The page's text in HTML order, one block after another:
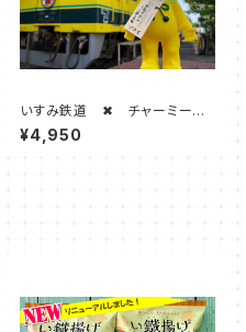
いすみ鉄道 ✖ チャーミーち
ゃん （いすみ鉄道オリジナルカ
ラー）
¥4,950